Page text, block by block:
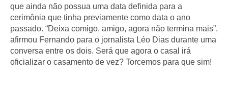
que ainda não possua uma data definida para a
cerimônia que tinha previamente como data o ano
passado. “Deixa comigo, amigo, agora não termina mais”,
afirmou Fernando para o jornalista Léo Dias durante uma
conversa entre os dois. Será que agora o casal irá
oficializar o casamento de vez? Torcemos para que sim!